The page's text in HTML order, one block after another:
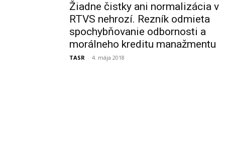
Žiadne čistky ani normalizácia v
RTVS nehrozí. Rezník odmieta
spochybňovanie odbornosti a
morálneho kreditu manažmentu
TASR - 4. mája 2018